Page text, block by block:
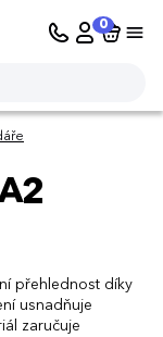
0
přehlednost díky
usnadňuje
zaručuje